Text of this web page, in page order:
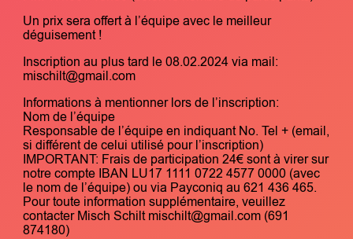
Un prix sera offert à l’équipe avec le meilleur
déguisement !
Inscription au plus tard le 08.02.2024 via mail:
mischilt@gmail.com
Informations à mentionner lors de l’inscription:
Nom de l’équipe
Responsable de l’équipe en indiquant No. Tel + (email,
si différent de celui utilisé pour l’inscription)
IMPORTANT: Frais de participation 24€ sont à virer sur
notre compte IBAN LU17 1111 0722 4577 0000 (avec
le nom de l’équipe) ou via Payconiq au 621 436 465.
Pour toute information supplémentaire, veuillez
contacter Misch Schilt mischilt@gmail.com (691
874180)